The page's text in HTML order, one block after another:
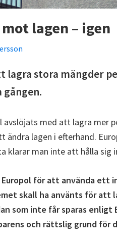
lagen – igen
stora mängder
avslöjats med att lagra mer
ändra lagen i efterhand.
klarar man inte att hålla sig
Europol för att använda
skall ha använts för att
som inte får sparas enligt
och rättslig grund för